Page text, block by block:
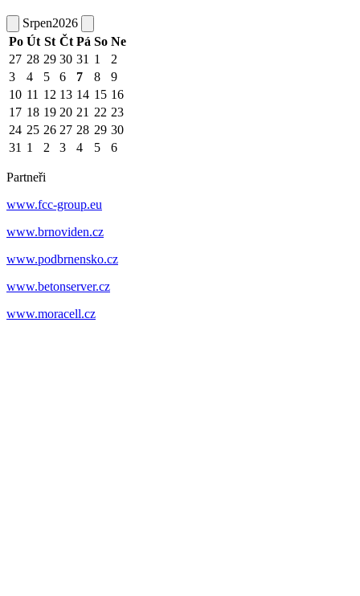
Srpen2026
Po Út St Čt Pá So Ne
27 28 29 30 31 1
2
3
4 5 6 7 8
9
10 11 12 13 14 15 16
17 18 19 20 21 22 23
24 25 26 27 28 29 30
31 1 2 3 4 5 6
Partneři
www.fcc-group.eu
www.brnoviden.cz
www.podbrnensko.cz
www.betonserver.cz
www.moracell.cz